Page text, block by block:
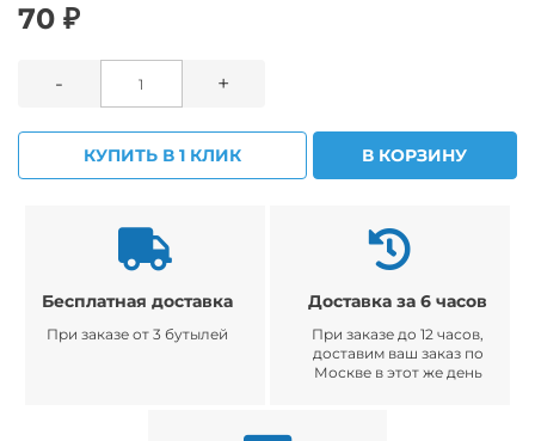
70 ₽
- +
КУПИТЬ В 1 КЛИК В КОРЗИНУ
Бесплатная доставка
При заказе от 3 бутылей
Доставка за 6 часов
При заказе до 12 часов,
доставим ваш заказ по
Москве в этот же день